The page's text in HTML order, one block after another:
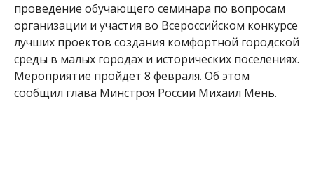
проведение обучающего семинара по вопросам
организации и участия во Всероссийском конкурсе
лучших проектов создания комфортной городской
среды в малых городах и исторических поселениях.
Мероприятие пройдет 8 февраля. Об этом
сообщил глава Минстроя России Михаил Мень.